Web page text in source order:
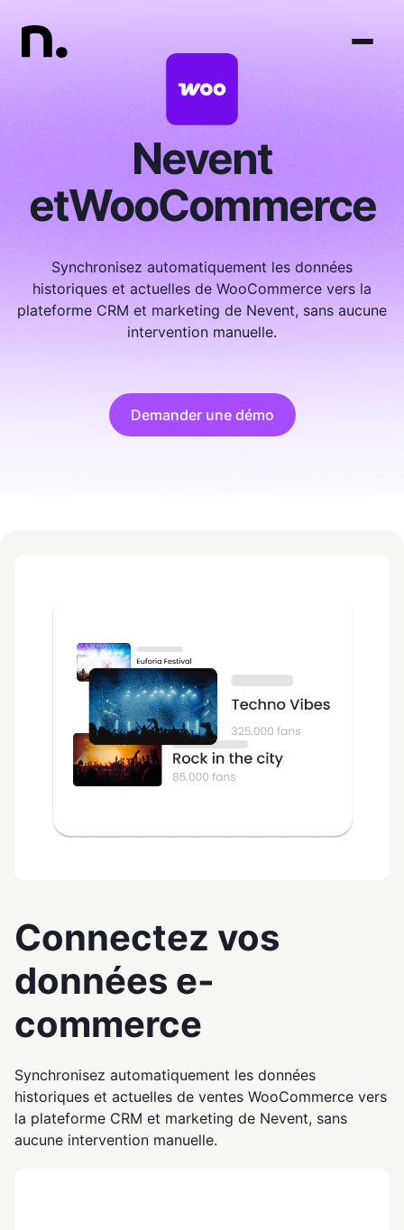
Nevent
etWooCommerce
Synchronisez automatiquement les données
historiques et actuelles de WooCommerce vers la
plateforme CRM et marketing de Nevent, sans aucune
intervention manuelle.
Demander une démo
Connectez vos
données e-
commerce
Synchronisez automatiquement les données
historiques et actuelles de ventes WooCommerce vers
la plateforme CRM et marketing de Nevent, sans
aucune intervention manuelle.